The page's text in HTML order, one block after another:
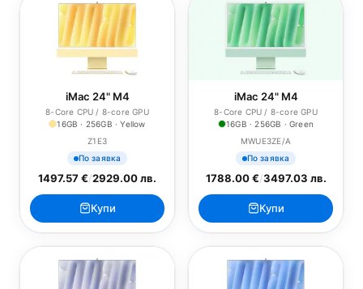
iMac 24" M4
8-Core CPU / 8-core GPU
16GB · 256GB · Yellow
Z1E3
По заявка
1497.57 €/2929.00 лв.
Купи
iMac 24" M4
8-Core CPU / 8-core GPU
16GB · 256GB · Green
MWUE3ZE/A
По заявка
1788.00 €/3497.03 лв.
Купи